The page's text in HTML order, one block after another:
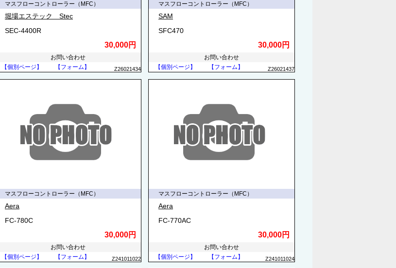
マスフローコントローラー（MFC）
堀場エステック Stec
SEC-4400R
30,000円
お問い合わせ
【個別ページ】
【フォーム】 Z26021434
マスフローコントローラー（MFC）
SAM
SFC470
30,000円
お問い合わせ
【個別ページ】
【フォーム】 Z26021437
マスフローコントローラー（MFC）
Aera
FC-780C
30,000円
お問い合わせ
【個別ページ】
【フォーム】 Z241011022
マスフローコントローラー（MFC）
Aera
FC-770AC
30,000円
お問い合わせ
【個別ページ】
【フォーム】 Z241011024